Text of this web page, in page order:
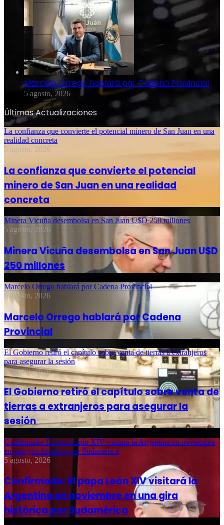
Marcelo Orrego hablará por Cadena Provincial
5 agosto, 2026
Últimas Actualizaciones
La confianza que convierte el potencial minero de San Juan en una
realidad concreta
5 agosto, 2026
La confianza que convierte el potencial
minero de San Juan en una realidad
concreta
Minera Vicuña desembolsa en San Juan U$D 250 millones
5 agosto, 2026
Minera Vicuña desembolsa en San Juan U$D
250 millones
Marcelo Orrego hablará por Cadena Provincial
5 agosto, 2026
Marcelo Orrego hablará por Cadena
Provincial
El Gobierno retiró el capítulo sobre venta de tierras a extranjeros
para asegurar la sesión
5 agosto, 2026
El Gobierno retiró el capítulo sobre venta de
tierras a extranjeros para asegurar la
sesión
Confirmado: El papa León XIV visitará la Argentina en noviembre
en una gira histórica por Sudamérica
5 agosto, 2026
Confirmado: El papa León XIV visitará la
Argentina en noviembre en una gira
histórica por Sudamérica